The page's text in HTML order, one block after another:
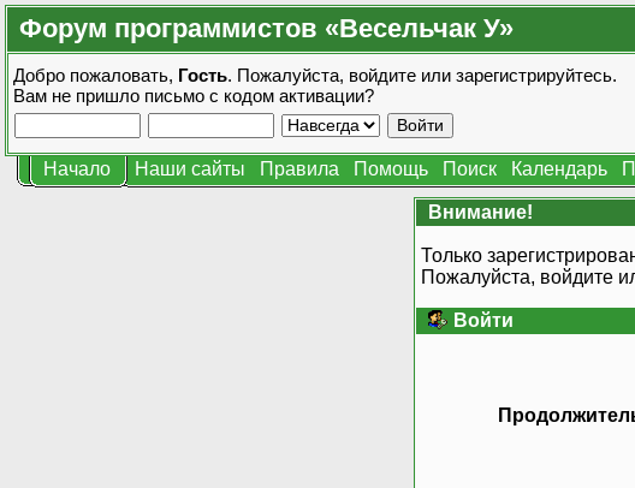
Форум программистов «Весельчак У»
Добро пожаловать, Гость. Пожалуйста, войдите или зарегистрируйтесь.
Вам не пришло письмо с кодом активации?
Начало Наши сайты Правила Помощь Поиск Календарь
Внимание!
Только
Пожалуйста, войдите
Войти